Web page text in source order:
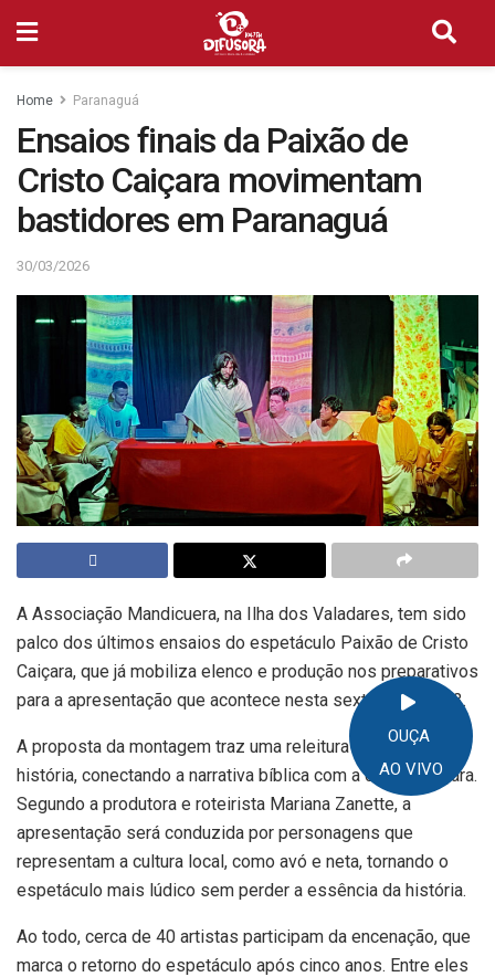
OUÇA
AO VIVO
Home Paranaguá
Ensaios finais da Paixão de
Cristo Caiçara movimentam
bastidores em Paranaguá
30/03/2026
A Associação Mandicuera, na Ilha dos Valadares, tem sido
palco dos últimos ensaios do espetáculo Paixão de Cristo
Caiçara, que já mobiliza elenco e produção nos preparativos
para a apresentação que acontece nesta sexta-feira, dia 3.
A proposta da montagem traz uma releitura da tradicional
história, conectando a narrativa bíblica com a cultura caiçara.
Segundo a produtora e roteirista Mariana Zanette, a
apresentação será conduzida por personagens que
representam a cultura local, como avó e neta, tornando o
espetáculo mais lúdico sem perder a essência da história.
Ao todo, cerca de 40 artistas participam da encenação, que
marca o retorno do espetáculo após cinco anos. Entre eles